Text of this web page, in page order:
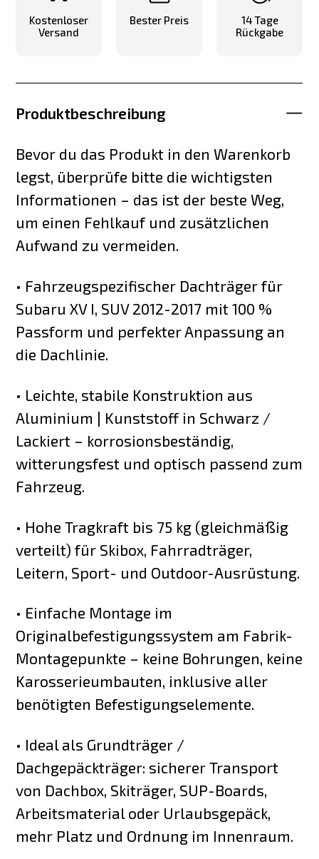
Kostenloser
Versand
Bester Preis
14 Tage
Rückgabe
Produktbeschreibung
Bevor du das Produkt in den Warenkorb
legst, überprüfe bitte die wichtigsten
Informationen – das ist der beste Weg,
um einen Fehlkauf und zusätzlichen
Aufwand zu vermeiden.
• Fahrzeugspezifischer Dachträger für
Subaru XV I, SUV 2012-2017 mit 100 %
Passform und perfekter Anpassung an
die Dachlinie.
• Leichte, stabile Konstruktion aus
Aluminium | Kunststoff in Schwarz /
Lackiert – korrosionsbeständig,
witterungsfest und optisch passend zum
Fahrzeug.
• Hohe Tragkraft bis 75 kg (gleichmäßig
verteilt) für Skibox, Fahrradträger,
Leitern, Sport- und Outdoor-Ausrüstung.
• Einfache Montage im
Originalbefestigungssystem am Fabrik-
Montagepunkte – keine Bohrungen, keine
Karosserieumbauten, inklusive aller
benötigten Befestigungselemente.
• Ideal als Grundträger /
Dachgepäckträger: sicherer Transport
von Dachbox, Skiträger, SUP-Boards,
Arbeitsmaterial oder Urlaubsgepäck,
mehr Platz und Ordnung im Innenraum.